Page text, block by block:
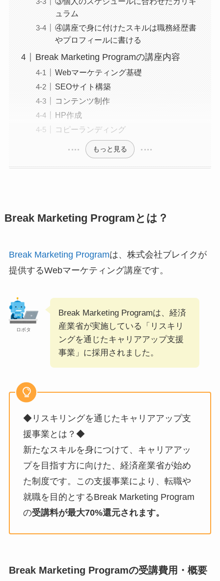
ュラム
④講座で身に付けたスキルは職務経歴書
やプロフィールに書ける
Break Marketing Programの講座内容
Webマーケティング基礎
SEOサイト構築
コンテンツ制作
HP作成
コピーランディング
もっと見る
Break Marketing Programとは？
Break Marketing Programは、株式会社ブレイクが
提供するWebマーケティング講座です。
ロボタ
Break Marketing Programは、経済
産業省が実施している「リスキリ
ングを通じたキャリアアップ支援
事業」に採用されました。
◆リスキリングを通じたキャリアアップ支
援事業とは？◆
新たなスキルを身につけて、キャリアアッ
プを目指す方に向けた、経済産業省が始め
た制度です。この支援事業により、転職や
就職を目的とするBreak Marketing Program
の受講料が最大70%還元されます。
Break Marketing Programの受講費用・概要